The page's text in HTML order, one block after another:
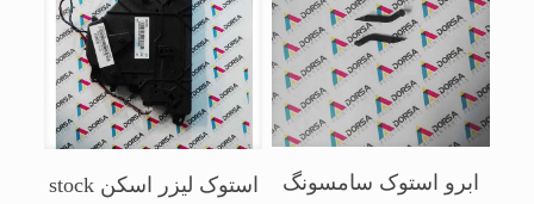
ابرو استوک سامسونگ
استوک لیزر اسکن stock